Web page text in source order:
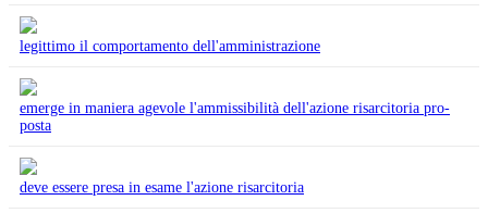
legittimo il comportamento dell'amministrazione
emerge in maniera agevole l'ammissibilità dell'azione risarcitoria pro-
posta
deve essere presa in esame l'azione risarcitoria